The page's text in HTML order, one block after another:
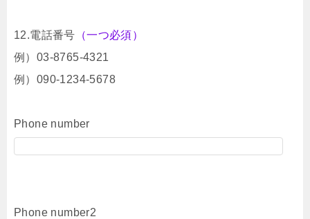
12.電話番号 （一つ必須）
例）03-8765-4321
例）090-1234-5678
Phone number
Phone number2